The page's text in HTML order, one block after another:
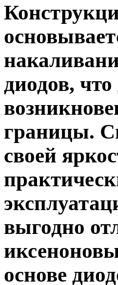
диодов,
границы.
своей
выгодно
основе